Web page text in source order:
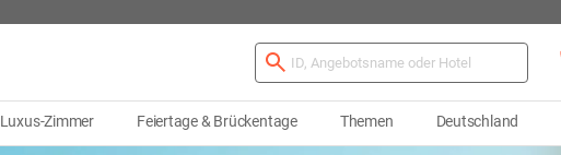
Luxus-Zimmer Feiertage & Brückentage Themen Deutschland